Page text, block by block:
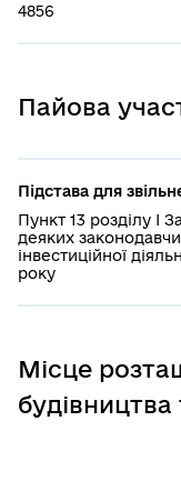
4856
Пайова
Підстава для
Пункт 13 розділу І
деяких
інвестиційної
року
Місце
будівництва